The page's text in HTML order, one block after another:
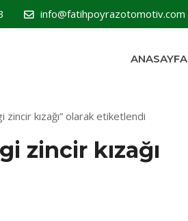
info@fatihpoyrazotomotiv.com
ANASAYFA
kızağı” olarak etiketlendi
zincir kızağı